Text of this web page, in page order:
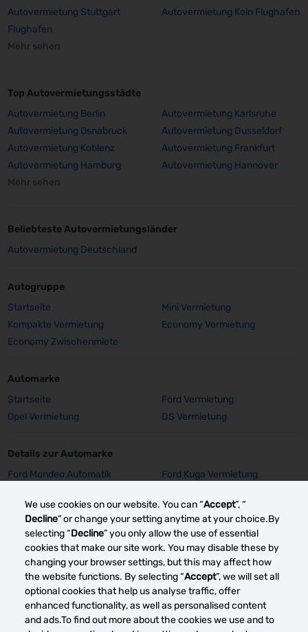
We use cookies on our website. You can “Accept”, “
Decline” or change your setting anytime at your choice.By
selecting “Decline” you only allow the use of essential
cookies that make our site work. You may disable these by
changing your browser settings, but this may affect how
the website functions. By selecting “Accept”, we will set all
optional cookies that help us analyse traffic, offer
enhanced functionality, as well as personalised content
and ads.To find out more about the cookies we use and to
Autovermietung Stuttgart
Flughafen
Autovermietung Koln Flughafen
Mehr sehen
Top Autovermietungsstädte
Autovermietung Berlin
Autovermietung Karlsruhe
Autovermietung Osnabruck
Autovermietung Dusseldorf
Autovermietung Koblenz
Autovermietung Frankfurt
Autovermietung Hamburg
Autovermietung Hannover
Mehr sehen
Beliebteste Autovermietungsländer
Autovermietung Deutschland
Autogruppe
Startseite
Mini Vermietung
Kompakte Vermietung
Economy Vermietung
Economy Zwischenmiete
Automarke
Startseite
Ford Vermietung
Opel Vermietung
DS Vermietung
Details zur Automarke
Ford Mondeo Automatik
Ford Kuga Vermietung
Ford Focus SW Vermietung
Ford Focus GPS Vermietung
Ford Focus Aut. Vermietung
Ford Fiesta Vermietung
Opel Insignia Vermietung
Opel Corsa E Vermietung
Mehr sehen
Andere Autovermietung smärkte